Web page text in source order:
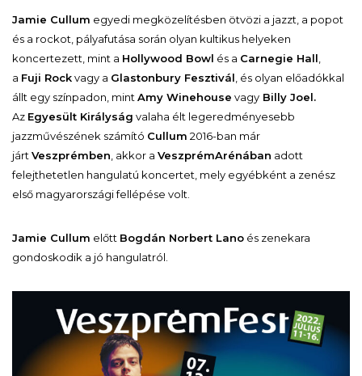
Jamie Cullum egyedi megközelítésben ötvözi a jazzt, a popot
és a rockot, pályafutása során olyan kultikus helyeken
koncertezett, mint a Hollywood Bowl és a Carnegie Hall
a Fuji Rockvagy a Glastonbury Fesztivál , és olyan előadókkal
állt egy színpadon, mint Amy Winehouse vagy Billy Joel.
Az Egyesült Királyság valaha élt legeredményesebb
jazzművészének számító Cullum 2016-ban már
járt Veszprémben , akkor a VeszprémArénában adott
felejthetetlen hangulatú koncertet, mely egyébként a zenész
első magyarországi fellépése volt.
Jamie Cullum előtt Bogdán Norbert Lano és zenekara
gondoskodik a jó hangulatról.